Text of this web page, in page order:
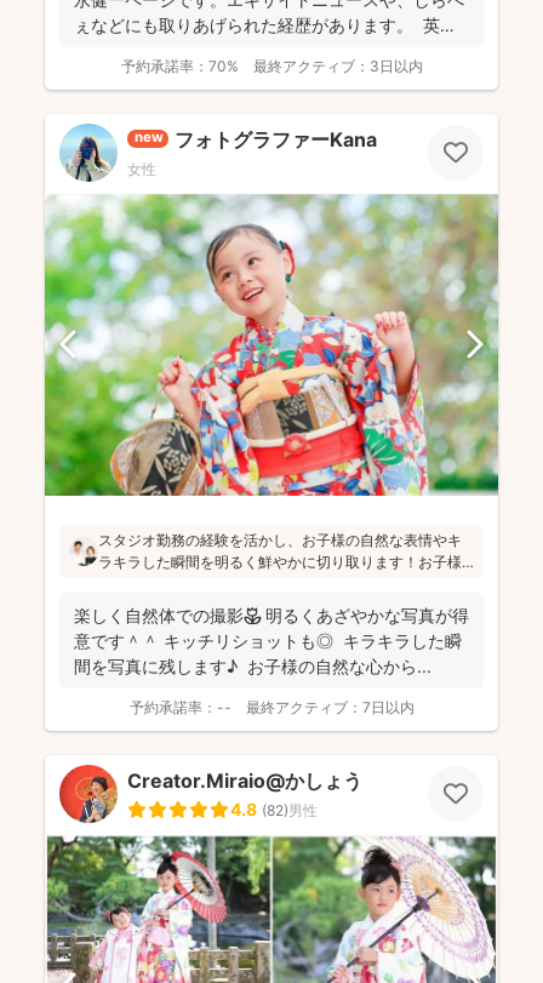
ぇなどにも取りあげられた経歴があります。 英語
予約承諾率： 70% 最終アクティブ： 3日以内
new フォトグラファーKana
女性
スタジオ勤務の経験を活かし、お子様の自然な表情やキ
ラキラした瞬間を明るく鮮やかに切り取ります！お子様
ながら「楽しかった！」と思っていただけるよう、そし
て親御さんに安心していただける撮影をお心掛けている
とのことです(^^)
楽しく自然体での撮影🌷 明るくあざやかな写真が得
意です＾＾ キッチリショットも◎ キラキラした瞬
間を写真に残します♪ お子様の自然な心から...
予約承諾率： -- 最終アクティブ： 7日以内
Creator.Miraio@かしょう
4.8 (82)男性